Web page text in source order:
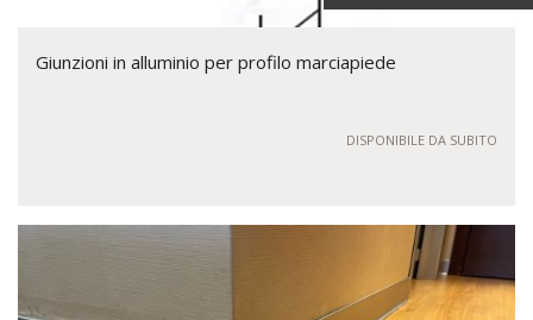
Giunzioni in alluminio per profilo marciapiede
DISPONIBILE DA SUBITO